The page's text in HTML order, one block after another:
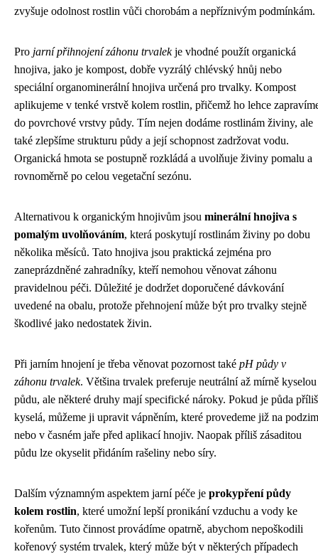
zvyšuje odolnost rostlin vůči chorobám a nepříznivým podmínkám.
Pro jarní přihnojení záhonu trvalekje vhodné použít organická
hnojiva, jako je kompost, dobře vyzrálý chlévský hnůj nebo
speciální organominerální hnojiva určená pro trvalky. Kompost
aplikujeme v tenké vrstvě kolem rostlin, přičemž ho lehce
do povrchové vrstvy půdy. Tím nejen dodáme rostlinám živiny, ale
také zlepšíme strukturu půdy a její schopnost zadržovat vodu.
Organická hmota se postupně rozkládá a uvolňuje živiny pomalu a
rovnoměrně po celou vegetační sezónu.
Alternativou k organickým hnojivům jsou minerální hnojiva s
pomalým uvolňováním, která poskytují rostlinám živiny po dobu
několika měsíců. Tato hnojiva jsou praktická zejména pro
zaneprázdněné zahradníky, kteří nemohou věnovat záhonu
pravidelnou péči. Důležité je dodržet doporučené dávkování
uvedené na obalu, protože přehnojení může být pro trvalky stejně
škodlivé jako nedostatek živin.
Při jarním hnojení je třeba věnovat pozornost také pH půdy v
záhonu trvalek. Většina trvalek preferuje neutrální až mírně kyselou
půdu, ale některé druhy mají specifické nároky. Pokud je půda příliš
kyselá, můžeme ji upravit vápněním, které provedeme již na podzim
nebo v časném jaře před aplikací hnojiv. Naopak příliš zásaditou
půdu lze okyselit přidáním rašeliny nebo síry.
Dalším významným aspektem jarní péče je prokypření půdy
kolem rostlin, které umožní lepší pronikání vzduchu a vody ke
kořenům. Tuto činnost provádíme opatrně, abychom nepoškodili
kořenový systém trvalek, který může být v některých případech